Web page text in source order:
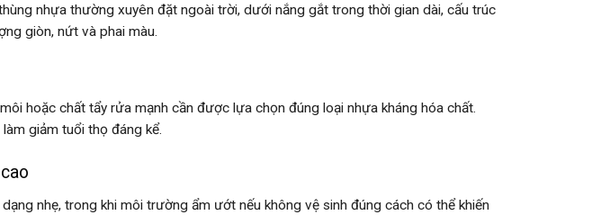
nhựa thường xuyên đặt ngoài trời, dưới nắng gắt trong thời gian dài, cấu trúc
giòn, nứt và phai màu.
hoặc chất tẩy rửa mạnh cần được lựa chọn đúng loại nhựa kháng hóa chất.
giảm tuổi thọ đáng kể.
nhẹ, trong khi môi trường ẩm ướt nếu không vệ sinh đúng cách có thể khiến